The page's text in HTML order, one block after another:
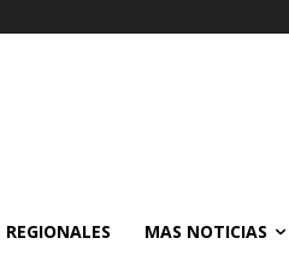
REGIONALES MAS NOTICIAS